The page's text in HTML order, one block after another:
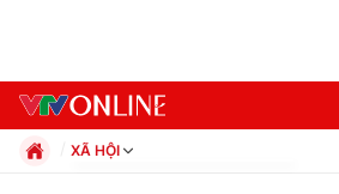
XÃ HỘI